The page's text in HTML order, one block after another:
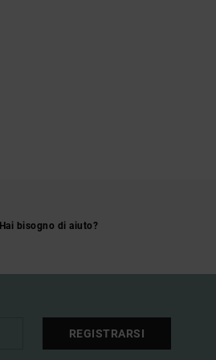
Hai bisogno di aiuto?
REGISTRARSI